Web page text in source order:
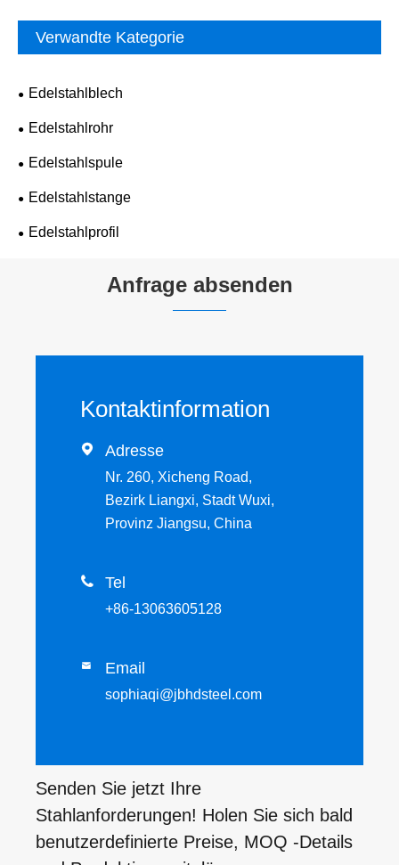
Verwandte Kategorie
Edelstahlblech
Edelstahlrohr
Edelstahlspule
Edelstahlstange
Edelstahlprofil
Anfrage absenden
Kontaktinformation
 Adresse
Nr. 260, Xicheng Road,
Bezirk Liangxi, Stadt Wuxi,
Provinz Jiangsu, China
 Tel
+86-13063605128
 Email
sophiaqi@jbhdsteel.com
Senden Sie jetzt Ihre
Stahlanforderungen! Holen Sie sich bald
benutzerdefinierte Preise, MOQ -Details